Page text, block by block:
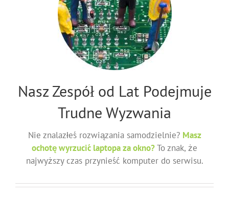
Nasz Zespół od Lat Podejmuje
Trudne Wyzwania
Nie znalazłeś rozwiązania samodzielnie? Masz
ochotę wyrzucić laptopa za okno?To znak, że
najwyższy czas przynieść komputer do serwisu.